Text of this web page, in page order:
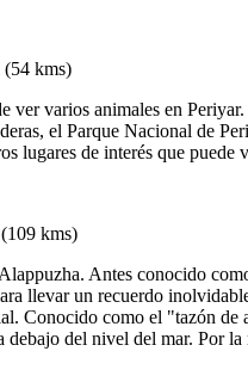
(54 kms)
ver varios animales en
el Parque Nacional de
lugares de interés que
kms)
Antes conocido
llevar un recuerdo
Conocido como el "tazón de
del nivel del mar. Por